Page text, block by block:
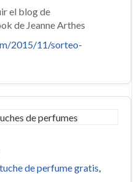
el blog de
de Jeanne Arthes
2015/11/sorteo-
de perfume gratis